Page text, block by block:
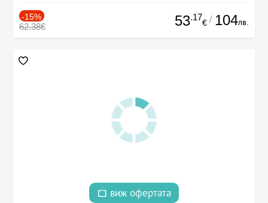
-15%
62.38€ 53.17
€ / 104лв.
виж офертата